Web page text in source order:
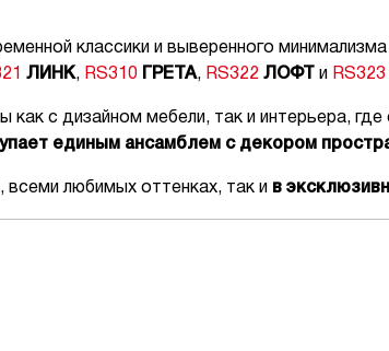
классики и выверенного
ЛИНК, RS310 ГРЕТА, RS322 ЛОФТ и RS323
как с дизайном мебели, так и интерьера,
единым ансамблем с декором
всеми любимых оттенках, так и в